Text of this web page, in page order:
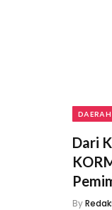
DAERAH
Dari
By